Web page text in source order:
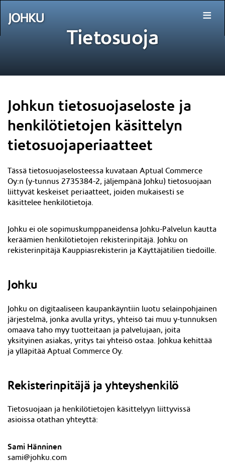
≡
Tietosuoja
Johkun tietosuojaseloste ja
henkilötietojen käsittelyn
tietosuojaperiaatteet
Tässä tietosuojaselosteessa kuvataan Aptual Commerce
Oy:n (y-tunnus 2735384-2, jäljempänä Johku) tietosuojaan
liittyvät keskeiset periaatteet, joiden mukaisesti se
käsittelee henkilötietoja.
Johku ei ole sopimuskumppaneidensa Johku-Palvelun kautta
keräämien henkilötietojen rekisterinpitäjä. Johku on
rekisterinpitäjä Kauppiasrekisterin ja Käyttäjätilien tiedoille.
Johku
Johku on digitaaliseen kaupankäyntiin luotu selainpohjainen
järjestelmä, jonka avulla yritys, yhteisö tai muu y-tunnuksen
omaava taho myy tuotteitaan ja palvelujaan, joita
yksityinen asiakas, yritys tai yhteisö ostaa. Johkua kehittää
ja ylläpitää Aptual Commerce Oy.
Rekisterinpitäjä ja yhteyshenkilö
Tietosuojaan ja henkilötietojen käsittelyyn liittyvissä
asioissa otathan yhteyttä:
Sami Hänninen
sami@johku.com